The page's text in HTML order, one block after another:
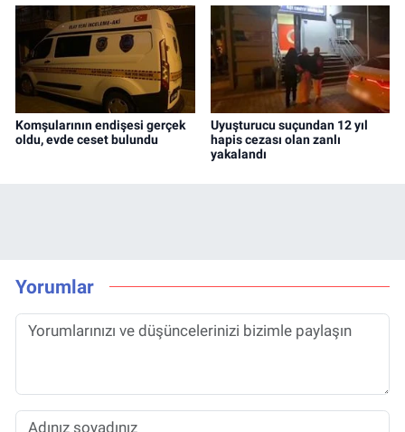
Komşularının endişesi gerçek
oldu, evde ceset bulundu
Uyuşturucu suçundan 12 yıl
hapis cezası olan zanlı
yakalandı
Yorumlar